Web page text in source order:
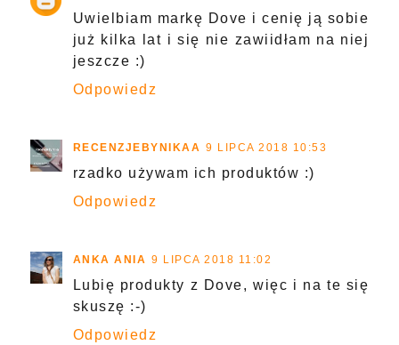
Uwielbiam markę Dove i cenię ją sobie
już kilka lat i się nie zawiidłam na niej
jeszcze :)
Odpowiedz
RECENZJEBYNIKAA 9 LIPCA 2018 10:53
rzadko używam ich produktów :)
Odpowiedz
ANKA ANIA 9 LIPCA 2018 11:02
Lubię produkty z Dove, więc i na te się
skuszę :-)
Odpowiedz